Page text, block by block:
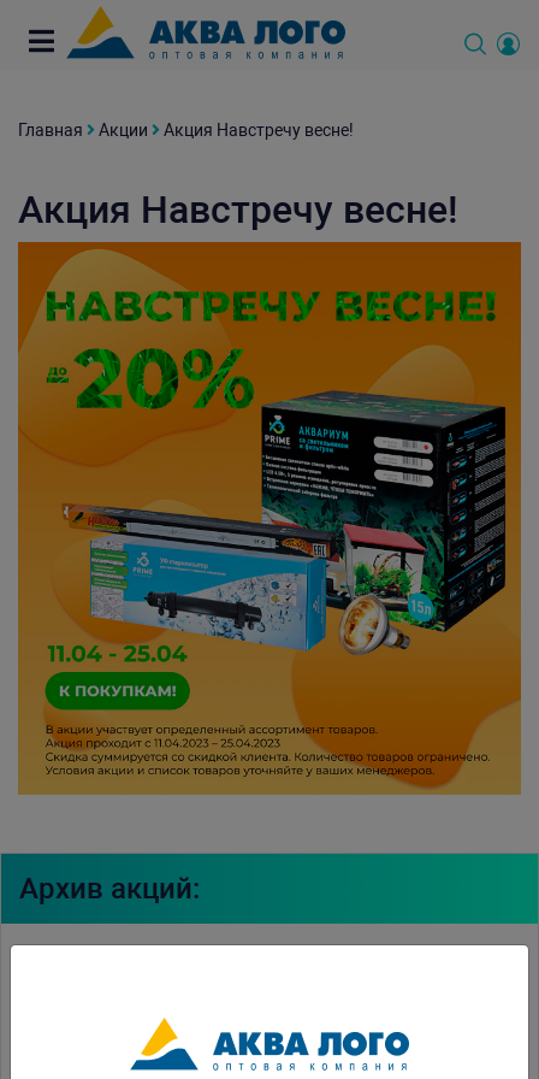
Главная Акции Акция Навстречу весне!
Акция Навстречу весне!
Архив акций:
Акция "Весенний ценопад"